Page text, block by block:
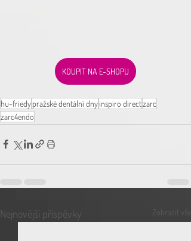
KOUPIT NA E-SHOPU
hu-friedypražské dentální dnyinspiro directzarc
zarc4endo
Nejnovější příspěvky Zobrazit vše